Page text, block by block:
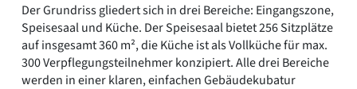
Datenschutz
Suchbegriff eingeben
Der Grundriss gliedert sich in drei Bereiche: Eingangszone,
Speisesaal und Küche. Der Speisesaal bietet 256 Sitzplätze
auf insgesamt 360 m², die Küche ist als Vollküche für max.
300 Verpflegungsteilnehmer konzipiert. Alle drei Bereiche
werden in einer klaren, einfachen Gebäudekubatur